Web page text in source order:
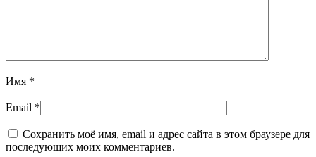
Имя *
Email *
Сохранить моё имя, email и адрес сайта в этом браузере для
последующих моих комментариев.